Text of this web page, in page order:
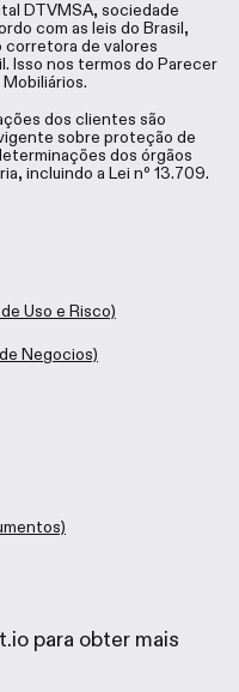
DTVMSA, sociedade
com as leis do Brasil,
corretora de valores
Isso nos termos do Parecer
dos clientes são
sobre proteção de
dos órgãos
incluindo a Lei nº 13.709.
Uso e Risco)
Negocios)
para obter mais